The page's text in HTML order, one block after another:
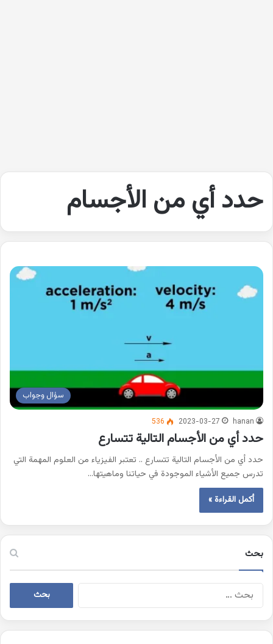
حدد أي من الأجسام
سؤال وجواب
hanan
2023-03-27
536
حدد أي من الأجسام التالية تتسارع
حدد أي من الأجسام التالية تتسارع .. تعتبر الفيزياء من العلوم المهمة التي
تدرس جميع الأشياء الموجودة في حياتنا وماهيتها…
أكمل القراءة »
بحث
البحث